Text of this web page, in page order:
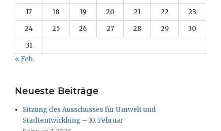
17
18 19 20 21 22
23
24
25 26 27 28 29
30
31
« Feb.
Neueste Beiträge
Sitzung des Ausschusses für Umwelt und
Stadtentwicklung – 10. Februar